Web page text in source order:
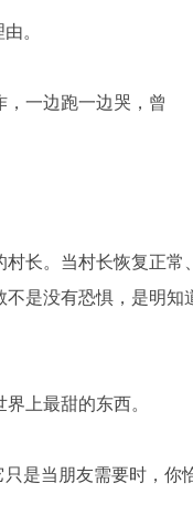
。
一边跑一边哭，曾
村长。当村长恢复正常
不是没有恐惧，是明知
上最甜的东西。
是当朋友需要时，你